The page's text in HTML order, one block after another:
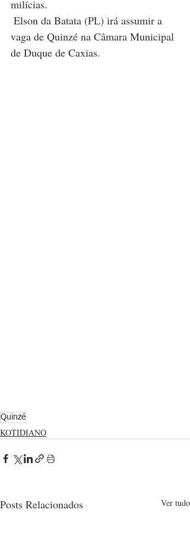
milícias.
vaga de Quinzé na Câmara Municipal
de Duque de Caxias.
Quinzé
KOTIDIANO
Posts Relacionados Ver tudo